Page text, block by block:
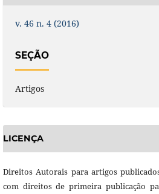
v. 46 n. 4 (2016)
SEÇÃO
Artigos
LICENÇA
Direitos Autorais para artigos
com direitos de primeira publicação